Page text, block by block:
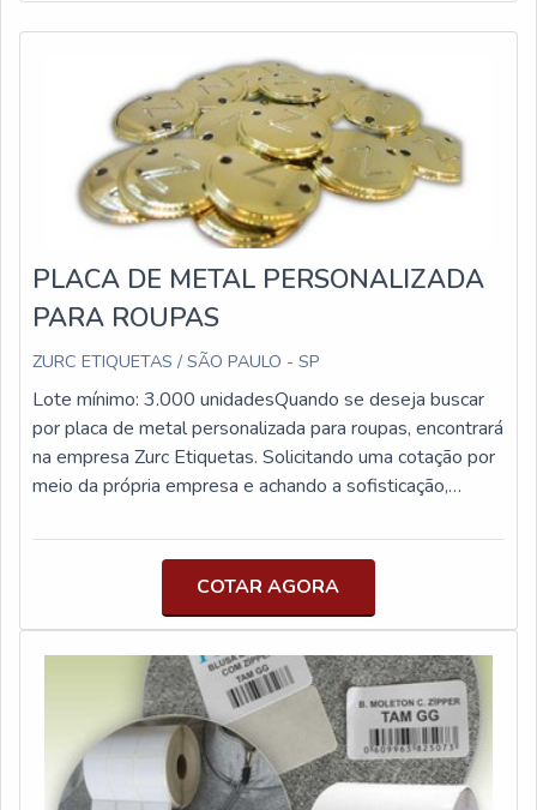
PLACA DE METAL PERSONALIZADA
PARA ROUPAS
ZURC ETIQUETAS / SÃO PAULO - SP
Lote mínimo: 3.000 unidadesQuando se deseja buscar
por placa de metal personalizada para roupas, encontrará
na empresa Zurc Etiquetas. Solicitando uma cotação por
meio da própria empresa e achando a sofisticação,
procura é por placa de metal personalizada para roupas,
excelente custo-benefício com processos bem definidos
para atender melhor o cliente.UM POUCO MAIS
SOBRE PLACA DE METAL PERSONALIZADA PARA
ROUPASA Zurc Etiquetas centraliza seus esforços em
produzir uma estrutura para os parceiros com escritório
de alta qualidade onde são realizadas as atividades e
biblioteca técnica de apoio, tudo para oferecer placa de
metal personalizada para roupas com precisão.Há muitas
COTAR AGORA